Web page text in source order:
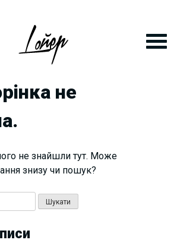
не
не знайшли тут. Може
знизу чи пошук?